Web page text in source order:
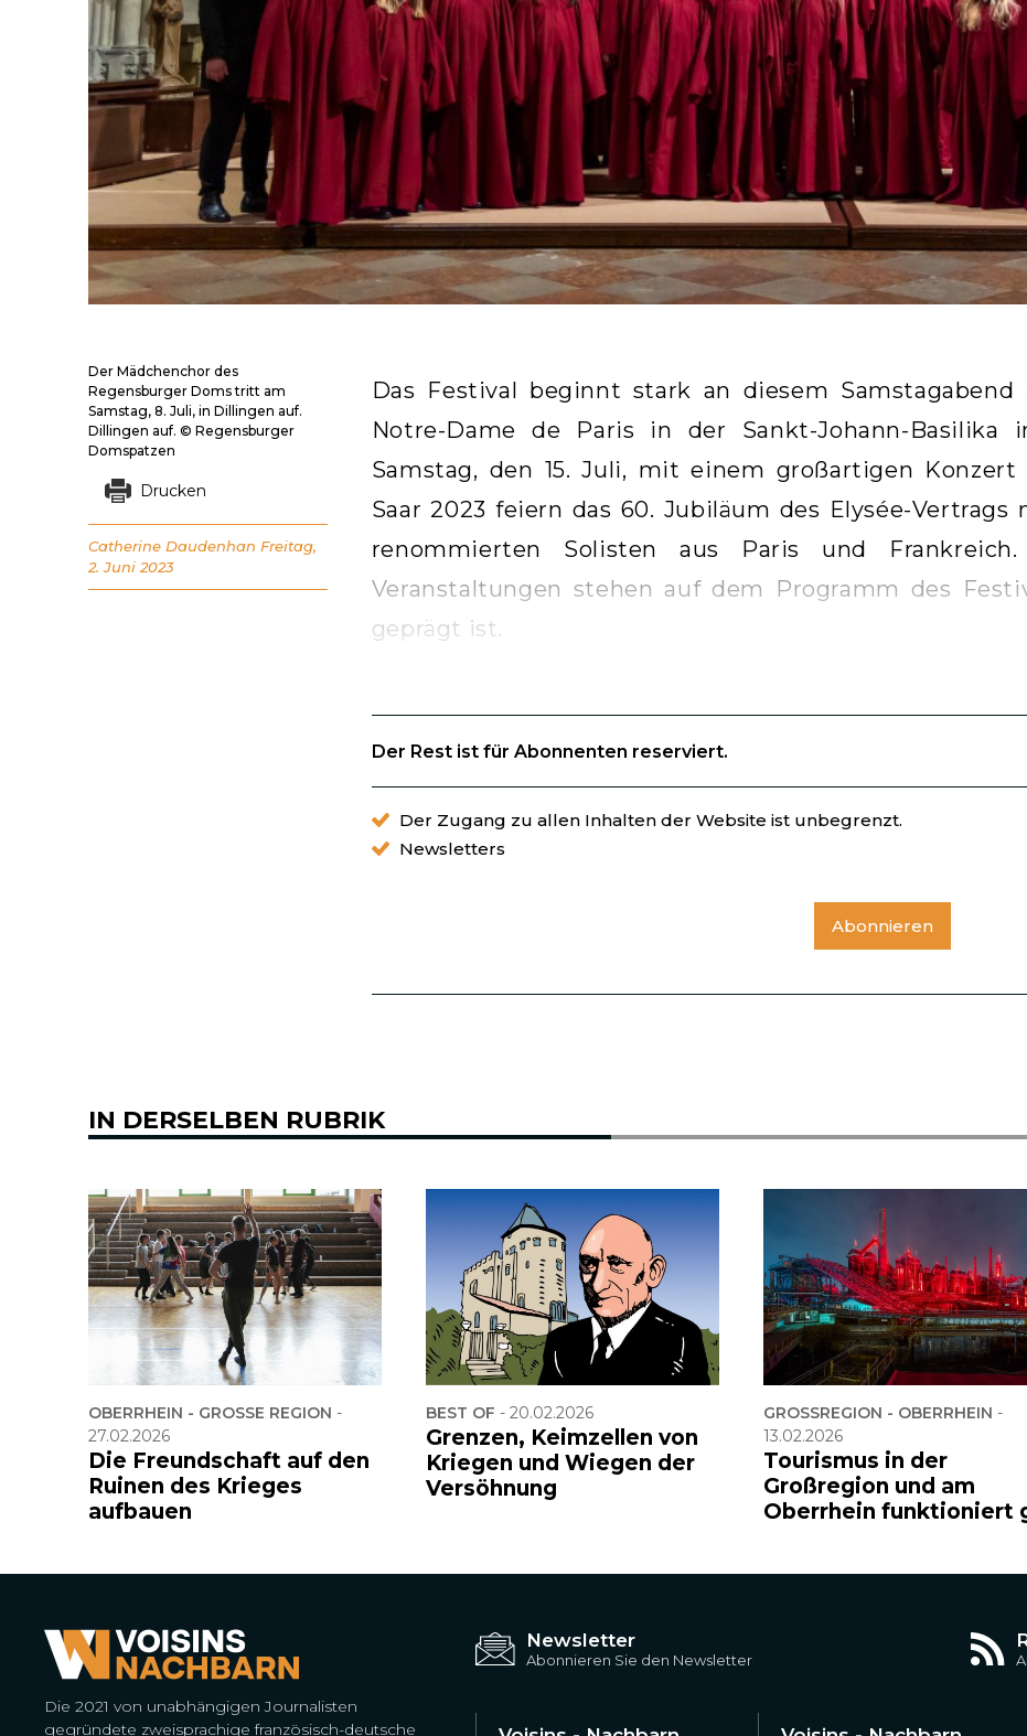
Das Festival beginnt stark an diesem
Notre-Dame de Paris in der Sankt-Johann-Basilika
Samstag, den 15. Juli, mit einem großartigen
Saar 2023 feiern das 60. Jubiläum des Elysée-
renommierten Solisten aus Paris und
Veranstaltungen stehen auf dem Programm des
geprägt ist.
Der Rest ist für Abonnenten reserviert.
Der Zugang zu allen Inhalten der Website ist unbegrenzt.
Newsletters
Abonnieren
Der Mädchenchor des
Regensburger Doms tritt am
Samstag, 8. Juli, in Dillingen auf.
Dillingen auf. © Regensburger
Domspatzen
Drucken
Catherine Daudenhan Freitag,
2. Juni 2023
IN DERSELBEN RUBRIK
OBERRHEIN - GROSSE REGION -
27.02.2026
Die Freundschaft auf den
Ruinen des Krieges
aufbauen
BEST OF - 20.02.2026
Grenzen, Keimzellen von
Kriegen und Wiegen der
Versöhnung
GROSSREGION - OBERRHEIN
-
13.02.2026
Tourismus in der
Großregion und am
Oberrhein funktioniert
Die 2021 von unabhängigen Journalisten
gegründete zweisprachige französisch-deutsche
Newsletter
Abonnieren Sie den Newsletter